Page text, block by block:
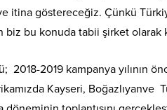
itina göstereceğiz. Çünkü
biz bu konuda tabii şirket
2019 kampanya yılının
Kayseri,